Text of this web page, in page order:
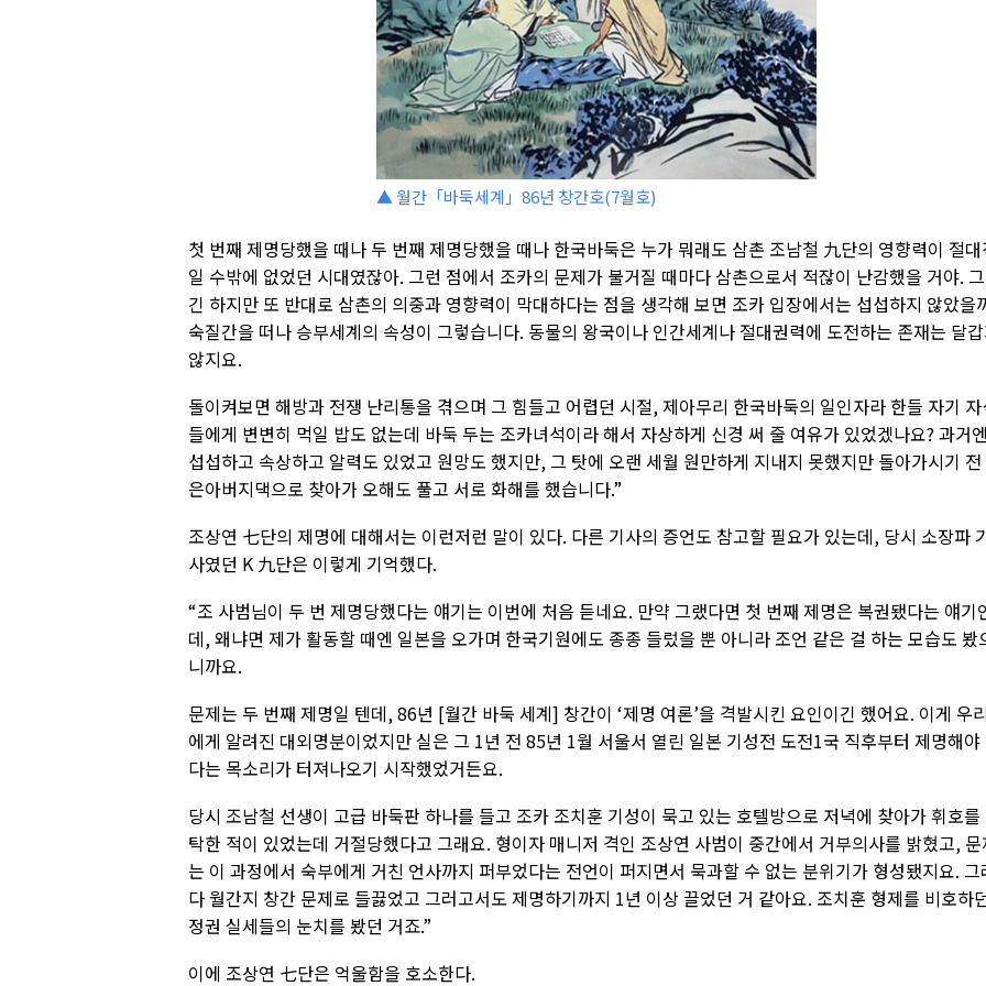
▲ 월간「바둑세계」86년 창간호(7월호)
첫 번째 제명당했을 때나 두 번째 제명당했을 때나 한국바둑은 누가 뭐래도 삼촌 조남철 九단의 영향력이 절대
일 수밖에 없었던 시대였잖아. 그런 점에서 조카의 문제가 불거질 때마다 삼촌으로서 적잖이 난감했을 거야.
긴 하지만 또 반대로 삼촌의 의중과 영향력이 막대하다는 점을 생각해 보면 조카 입장에서는 섭섭하지 않았을
숙질간을 떠나 승부세계의 속성이 그렇습니다. 동물의 왕국이나 인간세계나 절대권력에 도전하는 존재는 달
않지요.
돌이켜보면 해방과 전쟁 난리통을 겪으며 그 힘들고 어렵던 시절, 제아무리 한국바둑의 일인자라 한들 자기 자
들에게 변변히 먹일 밥도 없는데 바둑 두는 조카녀석이라 해서 자상하게 신경 써 줄 여유가 있었겠나요? 과거엔
섭섭하고 속상하고 알력도 있었고 원망도 했지만, 그 탓에 오랜 세월 원만하게 지내지 못했지만 돌아가시기
은아버지댁으로 찾아가 오해도 풀고 서로 화해를 했습니다.”
조상연 七단의 제명에 대해서는 이런저런 말이 있다. 다른 기사의 증언도 참고할 필요가 있는데, 당시 소장파
사였던 K 九단은 이렇게 기억했다.
“조 사범님이 두 번 제명당했다는 얘기는 이번에 처음 듣네요. 만약 그랬다면 첫 번째 제명은 복권됐다는 얘기
데, 왜냐면 제가 활동할 때엔 일본을 오가며 한국기원에도 종종 들렀을 뿐 아니라 조언 같은 걸 하는 모습도 봤
니까요.
문제는 두 번째 제명일 텐데, 86년 [월간 바둑 세계] 창간이 ‘제명 여론’을 격발시킨 요인이긴 했어요. 이게 우리
에게 알려진 대외명분이었지만 실은 그 1년 전 85년 1월 서울서 열린 일본 기성전 도전1국 직후부터 제명해야
다는 목소리가 터져나오기 시작했었거든요.
당시 조남철 선생이 고급 바둑판 하나를 들고 조카 조치훈 기성이 묵고 있는 호텔방으로 저녁에 찾아가 휘호를
탁한 적이 있었는데 거절당했다고 그래요. 형이자 매니저 격인 조상연 사범이 중간에서 거부의사를 밝혔고, 문
는 이 과정에서 숙부에게 거친 언사까지 퍼부었다는 전언이 퍼지면서 묵과할 수 없는 분위기가 형성됐지요. 그
다 월간지 창간 문제로 들끓었고 그러고서도 제명하기까지 1년 이상 끌었던 거 같아요. 조치훈 형제를 비호하
정권 실세들의 눈치를 봤던 거죠.”
이에 조상연 七단은 억울함을 호소한다.